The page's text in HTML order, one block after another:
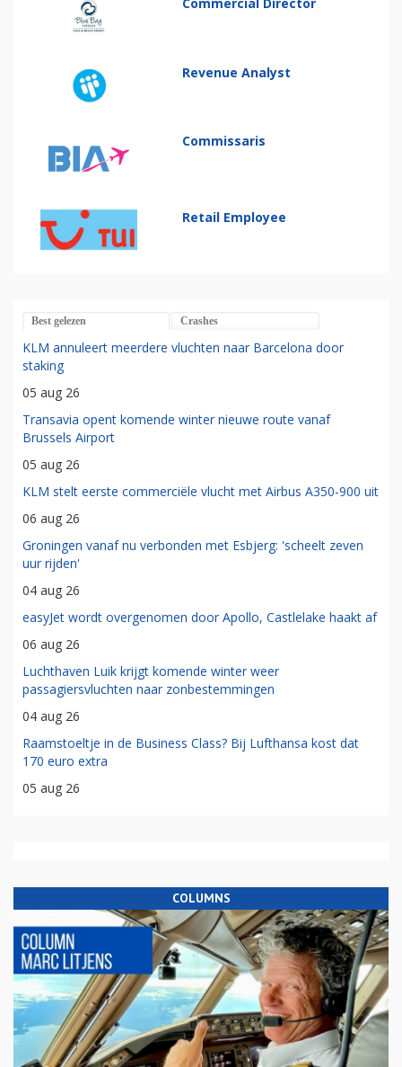
Revenue Analyst
Commissaris
Retail Employee
Best gelezen Crashes
KLM annuleert meerdere vluchten naar Barcelona door
staking
05 aug 26
Transavia opent komende winter nieuwe route vanaf
Brussels Airport
05 aug 26
KLM stelt eerste commerciële vlucht met Airbus A350-900 uit
06 aug 26
Groningen vanaf nu verbonden met Esbjerg: 'scheelt zeven
uur rijden'
04 aug 26
easyJet wordt overgenomen door Apollo, Castlelake haakt af
06 aug 26
Luchthaven Luik krijgt komende winter weer
passagiersvluchten naar zonbestemmingen
04 aug 26
Raamstoeltje in de Business Class? Bij Lufthansa kost dat
170 euro extra
05 aug 26
COLUMNS